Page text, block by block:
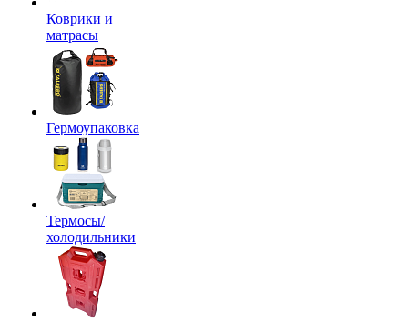
Коврики и
матрасы
Гермоупаковка
Термосы/
холодильники